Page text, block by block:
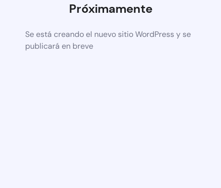
Próximamente
Se está creando el nuevo sitio WordPress y se
publicará en breve